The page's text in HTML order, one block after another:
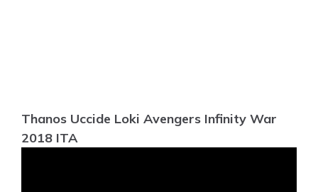
Thanos Uccide Loki Avengers Infinity War
2018 ITA